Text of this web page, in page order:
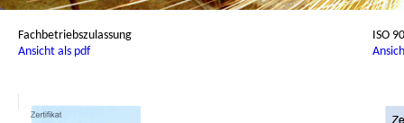
Fachbetriebszulassung
Ansicht als pdf
ISO